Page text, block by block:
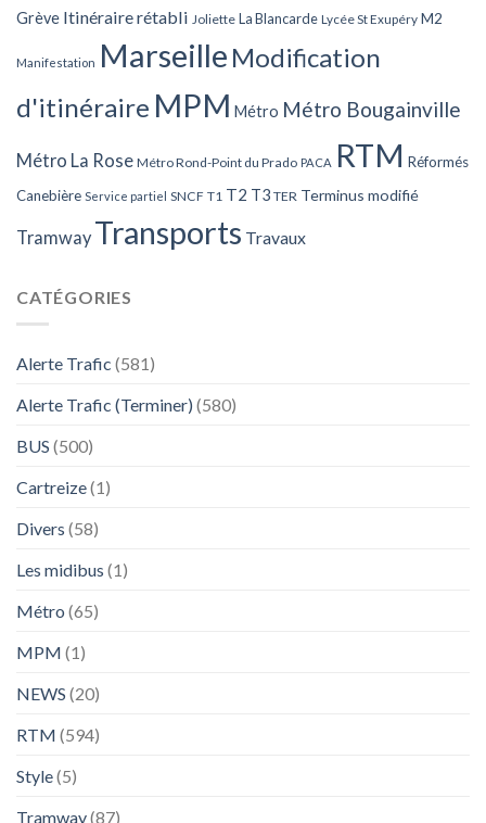
Grève Itinéraire rétabli Joliette La Blancarde Lycée St Exupéry M2
Manifestation Marseille Modification
d'itinéraire MPM Métro Métro Bougainville
Métro La Rose Métro Rond-Point du Prado PACA RTM Réformés
Canebière Service partiel SNCF T1 T2 T3 TER Terminus modifié
Tramway Transports Travaux
CATÉGORIES
Alerte Trafic (581)
Alerte Trafic (Terminer) (580)
BUS (500)
Cartreize(1)
Divers (58)
Les midibus (1)
Métro (65)
MPM (1)
NEWS (20)
RTM (594)
Style(5)
Tramway(87)